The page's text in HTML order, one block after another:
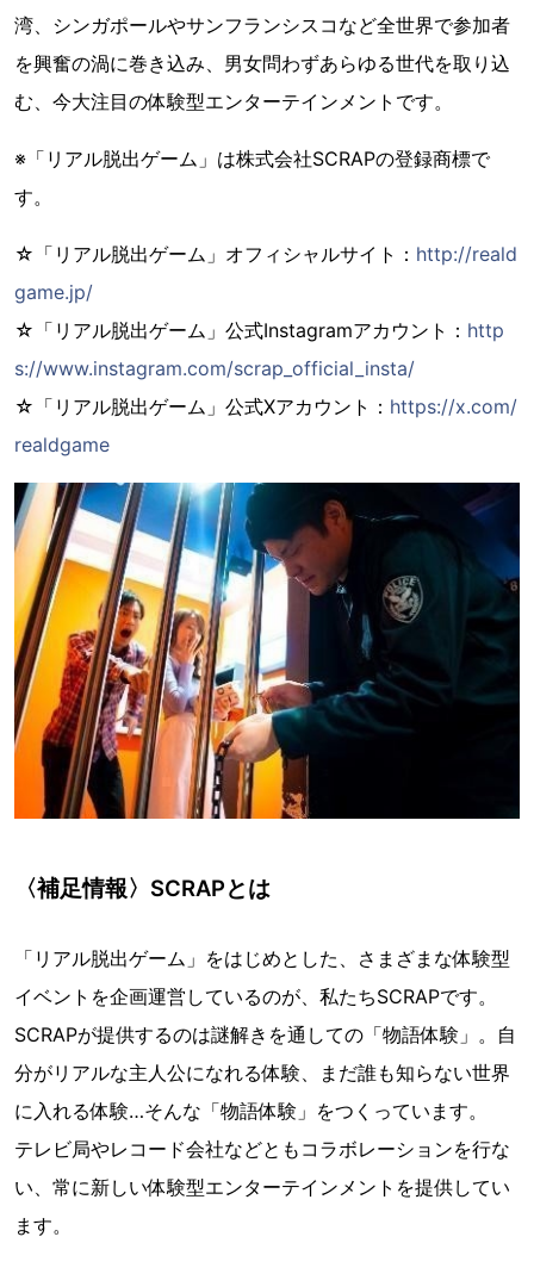
湾、シンガポールやサンフランシスコなど全世界で参加者
を興奮の渦に巻き込み、男女問わずあらゆる世代を取り込
む、今大注目の体験型エンターテインメントです。
※「リアル脱出ゲーム」は株式会社SCRAPの登録商標で
す。
☆「リアル脱出ゲーム」オフィシャルサイト： http://reald
game.jp/
☆「リアル脱出ゲーム」公式Instagramアカウント： http
s://www.instagram.com/scrap_official_insta/
☆「リアル脱出ゲーム」公式Xアカウント： https://x.com/
realdgame
〈補足情報〉SCRAPとは
「リアル脱出ゲーム」をはじめとした、さまざまな体験型
イベントを企画運営しているのが、私たちSCRAPです。
SCRAPが提供するのは謎解きを通しての「物語体験」。自
分がリアルな主人公になれる体験、まだ誰も知らない世界
に入れる体験…そんな「物語体験」をつくっています。
テレビ局やレコード会社などともコラボレーションを行な
い、常に新しい体験型エンターテインメントを提供してい
ます。